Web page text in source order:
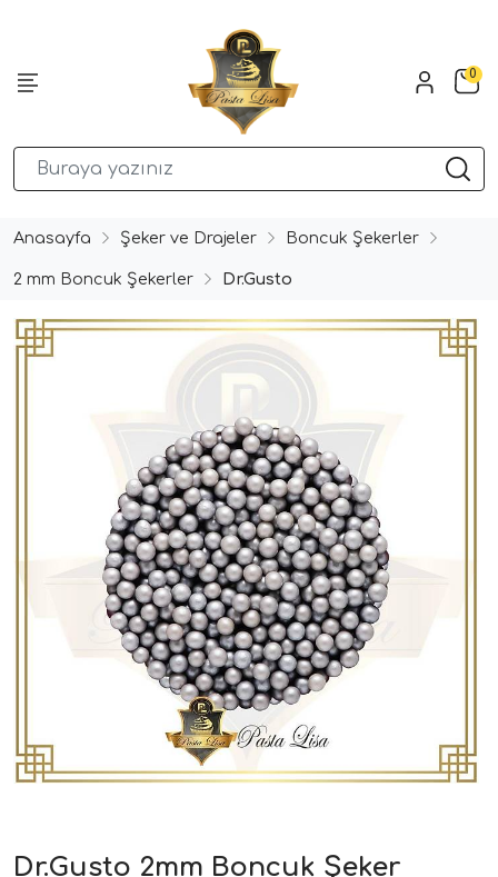
0
Anasayfa Şeker ve Drajeler Boncuk Şekerler
2 mm Boncuk Şekerler Dr.Gusto
Dr.Gusto 2mm Boncuk Şeker